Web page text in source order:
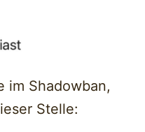
im Shadowban,
Stelle: